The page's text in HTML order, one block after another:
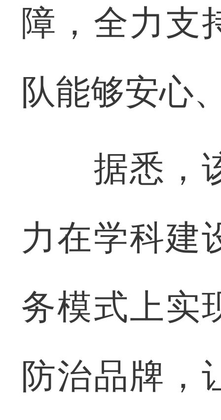
障，全力支
队能够安心
据悉，该
力在学科建
务模式上实
防治品牌，